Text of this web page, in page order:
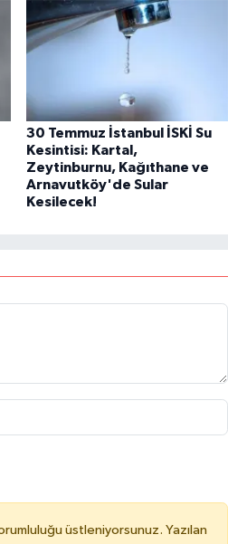
30 Temmuz İstanbul İSKİ Su
Kesintisi: Kartal,
Zeytinburnu, Kağıthane ve
Arnavutköy'de Sular
Kesilecek!
üstleniyorsunuz. Yazılan